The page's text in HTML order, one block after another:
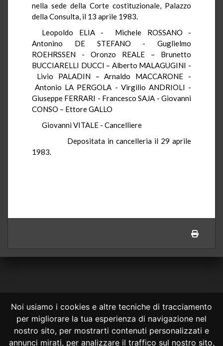
Noi usiamo i cookies e altre tecniche di tracciamento
per migliorare la tua esperienza di navigazione nel
nostro sito, per mostrarti contenuti personalizzati e
annunci mirati, per analizzare il traffico sul nostro sito,
nella sede della Corte costituzionale, Palazzo
della Consulta, il 13 aprile 1983.
Leopoldo ELIA - Michele ROSSANO -
Antonino DE STEFANO - Guglielmo
ROEHRSSEN - Oronzo REALE – Brunetto
BUCCIARELLI DUCCI – Alberto MALAGUGINI -
Livio PALADIN – Arnaldo MACCARONE -
Antonio LA PERGOLA - Virgilio ANDRIOLI -
Giuseppe FERRARI - Francesco SAJA - Giovanni
CONSO – Ettore GALLO
Giovanni VITALE - Cancelliere
Depositata in cancelleria il 29 aprile
1983.
CONSULTA ONLINE DAL 1995 -NOTE LEGALI
Consulta OnLine non ha prodotto e non è responsabile per i contenuti e